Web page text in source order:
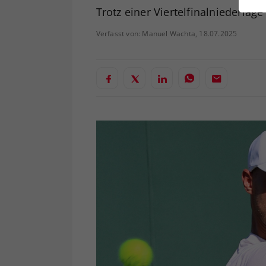
Trotz einer
Verfasst von: Manuel Wachta, 18.07.2025